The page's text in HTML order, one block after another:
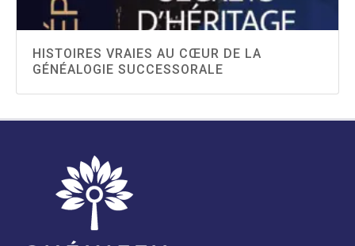
HISTOIRES VRAIES AU CŒUR DE LA
GÉNÉALOGIE SUCCESSORALE